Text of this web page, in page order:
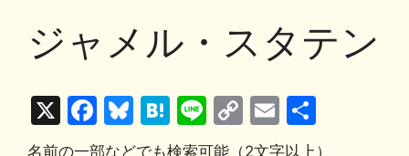
ュ
ジャメル・スタテン
X
F
a
Bl
u
H
at
Li
n
C
o
E
m 有
名前の一部などでも検索可能（2文字以上）